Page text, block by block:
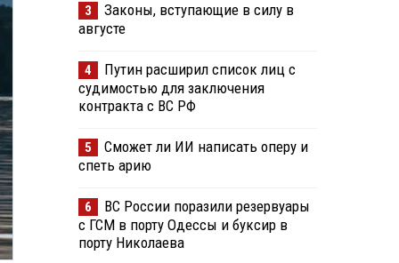
3
Законы, вступающие в силу в
августе
4
Путин расширил список лиц с
судимостью для заключения
контракта с ВС РФ
5
Сможет ли ИИ написать оперу и
спеть арию
6
ВС России поразили резервуары
с ГСМ в порту Одессы и буксир в
порту Николаева